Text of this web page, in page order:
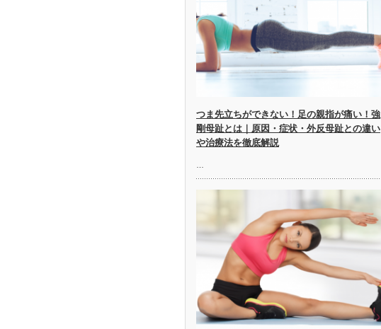
つま先立ちができない！足の親指が痛い！強
剛母趾とは｜原因・症状・外反母趾との違い
や治療法を徹底解説